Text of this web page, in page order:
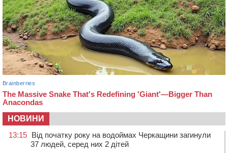
НОВИНИ
13:15 Від початку року на водоймах Черкащини загинули
37 людей, серед них 2 дітей